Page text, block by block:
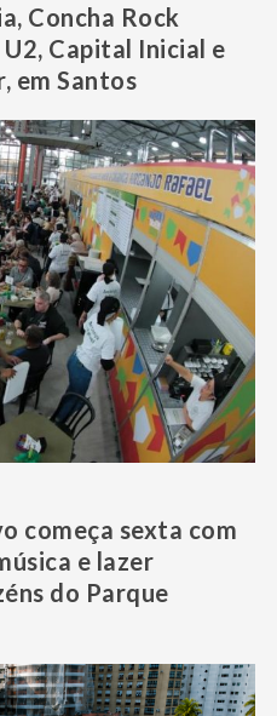
Concha Rock
Capital Inicial e
em Santos
começa sexta com
e lazer
do Parque